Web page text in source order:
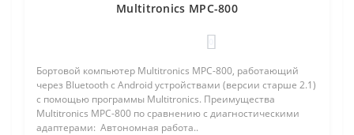
Multitronics MPC-800
Бортовой компьютер Multitronics MPC-800, работающий
через Bluetooth с Android устройствами (версии старше 2.1)
с помощью программы Multitronics. Преимущества
Multitronics MPC-800 по сравнению с диагностическими
адаптерами: Автономная работа..